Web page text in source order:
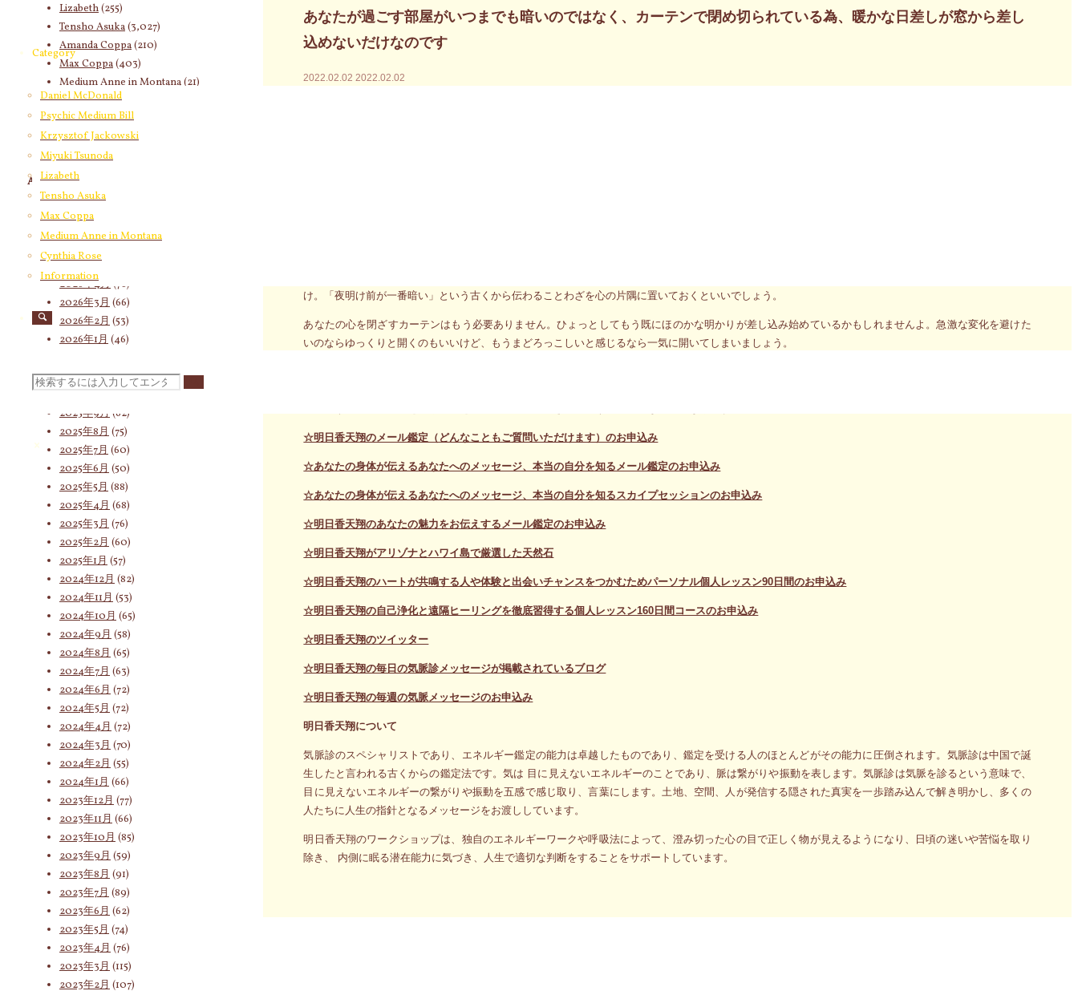
Category
Daniel McDonald
Psychic Medium Bill
Krzysztof Jackowski
Miyuki Tsunoda
Lizabeth
Tensho Asuka
Max Coppa
Medium Anne in Montana
Cynthia Rose
Information
検
索
あなたが過ごす部屋がいつまでも暗いのではなく、カーテンで閉め切られている為、暖かな日差しが窓から差し
込めないだけなのです
2022.02.02 2022.02.02
け。「夜明け前が一番暗い」という古くから伝わることわざを心の片隅に置いておくといいでしょう。
あなたの心を閉ざすカーテンはもう必要ありません。ひょっとしてもう既にほのかな明かりが差し込み始めているかもしれませんよ。急激な変化を避けた
いのならゆっくりと開くのもいいけど、もうまどろっこしいと感じるなら一気に開いてしまいましょう。
☆明日香天翔のメール鑑定（どんなこともご質問いただけます）のお申込み
☆あなたの身体が伝えるあなたへのメッセージ、本当の自分を知るメール鑑定のお申込み
☆あなたの身体が伝えるあなたへのメッセージ、本当の自分を知るスカイプセッションのお申込み
☆明日香天翔のあなたの魅力をお伝えするメール鑑定のお申込み
☆明日香天翔がアリゾナとハワイ島で厳選した天然石
☆明日香天翔のハートが共鳴する人や体験と出会いチャンスをつかむためパーソナル個人レッスン90日間のお申込み
☆明日香天翔の自己浄化と遠隔ヒーリングを徹底習得する個人レッスン160日間コースのお申込み
☆明日香天翔のツイッター
☆明日香天翔の毎日の気脈診メッセージが掲載されているブログ
☆明日香天翔の毎週の気脈メッセージのお申込み
明日香天翔について
気脈診のスペシャリストであり、エネルギー鑑定の能力は卓越したものであり、鑑定を受ける人のほとんどがその能力に圧倒されます。気脈診は中国で誕
生したと言われる古くからの鑑定法です。気は 目に見えないエネルギーのことであり、脈は繋がりや振動を表します。気脈診は気脈を診るという意味で、
目に見えないエネルギーの繋がりや振動を五感で感じ取り、言葉にします。土地、空間、人が発信する隠された真実を一歩踏み込んで解き明かし、多くの
人たちに人生の指針となるメッセージをお渡ししています。
明日香天翔のワークショップは、独自のエネルギーワークや呼吸法によって、澄み切った心の目で正しく物が見えるようになり、日頃の迷いや苦悩を取り
除き、 内側に眠る潜在能力に気づき、人生で適切な判断をすることをサポートしています。
Lizabeth(255)
Tensho Asuka(3,027)
Amanda Coppa(210)
Max Coppa(403)
Medium Anne in Montana(21)
Cynthia Rose(4)
Archives
2026年8月
2026年7月 (58)
2026年4月 (76)
2026年3月 (66)
2026年2月 (53)
2026年1月 (46)
2025年11月(55)
2025年9月 (62)
2025年8月 (75)
2025年7月 (60)
2025年6月 (50)
2025年5月 (88)
2025年4月 (68)
2025年3月 (76)
2025年2月 (60)
2025年1月 (57)
2024年12月 (82)
2024年11月 (53)
2024年10月 (65)
2024年9月 (58)
2024年8月 (65)
2024年7月 (63)
2024年6月 (72)
2024年5月 (72)
2024年4月 (72)
2024年3月 (70)
2024年2月 (55)
2024年1月 (66)
2023年12月 (77)
2023年11月 (66)
2023年10月 (85)
2023年9月 (59)
2023年8月 (91)
2023年7月 (89)
2023年6月 (62)
2023年5月 (74)
2023年4月 (76)
2023年3月 (115)
2023年2月 (107)